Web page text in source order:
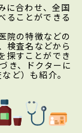
に合わせ、全国
ることができる
院の特徴などの
検査名などから
探すことができ
き、ドクターに
ど）も紹介。